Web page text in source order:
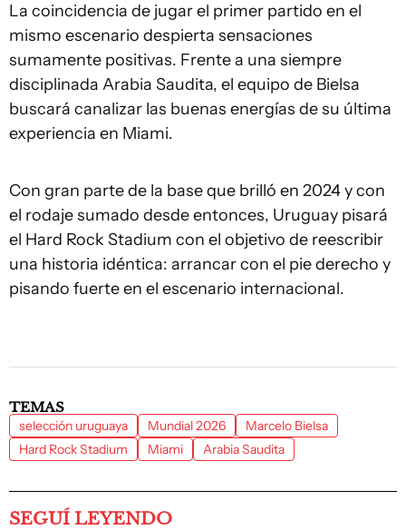
La coincidencia de jugar el primer partido en el
mismo escenario despierta sensaciones
sumamente positivas. Frente a una siempre
disciplinada Arabia Saudita, el equipo de Bielsa
buscará canalizar las buenas energías de su última
experiencia en Miami.
Con gran parte de la base que brilló en 2024 y con
el rodaje sumado desde entonces, Uruguay pisará
el Hard Rock Stadium con el objetivo de reescribir
una historia idéntica: arrancar con el pie derecho y
pisando fuerte en el escenario internacional.
TEMAS
selección uruguaya Mundial 2026
Marcelo Bielsa
Hard Rock Stadium
Miami Arabia Saudita
SEGUÍ LEYENDO